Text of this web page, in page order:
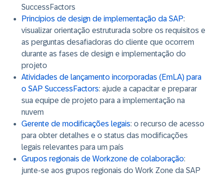
SuccessFactors
Princípios de design de implementação da SAP:
visualizar orientação estruturada sobre os requisitos e
as perguntas desafiadoras do cliente que ocorrem
durante as fases de design e implementação do
projeto
Atividades de lançamento incorporadas (EmLA) para
o SAP SuccessFactors: ajude a capacitar e preparar
sua equipe de projeto para a implementação na
nuvem
Gerente de modificações legais: o recurso de acesso
para obter detalhes e o status das modificações
legais relevantes para um país
Grupos regionais de Workzone de colaboração:
junte-se aos grupos regionais do Work Zone da SAP